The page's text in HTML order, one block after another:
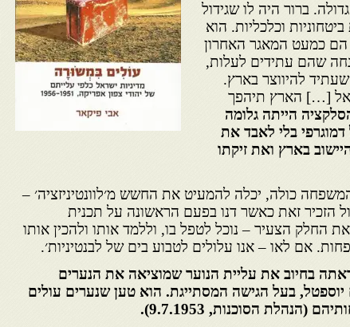
ברור היה לו שגידול
וכלכליות. הוא
הם כמעט המאגר האחרון
שהם עתידים לעלות,
להיווצר בארץ.
[…] הארץ תיהפך
הייתה גלומה
דמוגרפי בלי לאבד את
בארץ ואת זיקתו
כולה, יכלה להמעיט את החשש מ׳לוונטיניזציה׳ –
הזכיר זאת כאשר דנו בפעם הראשונה על תכנית
החלק הצעיר – נוכל לטפל בו, וללמד אותו ולהכין אותו
אם לאו – אנו עלולים לטבוע בים של לבנטיניות׳.
בחיוב את עליית הנוער שמוציאה את הנערים
בעל הגישה המסתייגת. הוא טען שנערים עולים
הסוכנות, 9.7.1953).